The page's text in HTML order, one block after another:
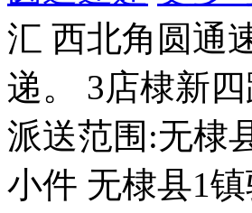
汇 西北角圆通
递。 3店棣新
派送范围:无棣
小件 无棣县1